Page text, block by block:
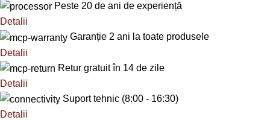
Peste 20 de ani de experiență
Detalii
Garanție 2 ani la toate produsele
Detalii
Retur gratuit în 14 de zile
Detalii
Suport tehnic (8:00 - 16:30)
Detalii